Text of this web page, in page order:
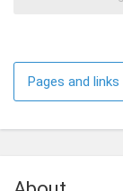
Pages and links